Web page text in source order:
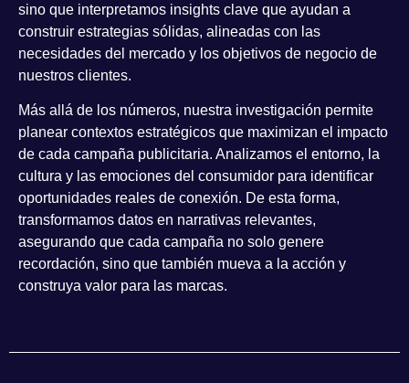
sino que interpretamos insights clave que ayudan a
construir estrategias sólidas, alineadas con las
necesidades del mercado y los objetivos de negocio de
nuestros clientes.
Más allá de los números, nuestra investigación permite
planear contextos estratégicos que maximizan el impacto
de cada campaña publicitaria. Analizamos el entorno, la
cultura y las emociones del consumidor para identificar
oportunidades reales de conexión. De esta forma,
transformamos datos en narrativas relevantes,
asegurando que cada campaña no solo genere
recordación, sino que también mueva a la acción y
construya valor para las marcas.